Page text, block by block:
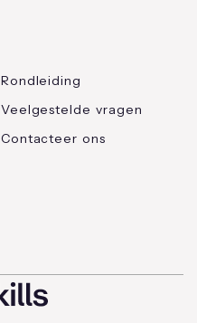
Rondleiding
Veelgestelde vragen
Contacteer ons